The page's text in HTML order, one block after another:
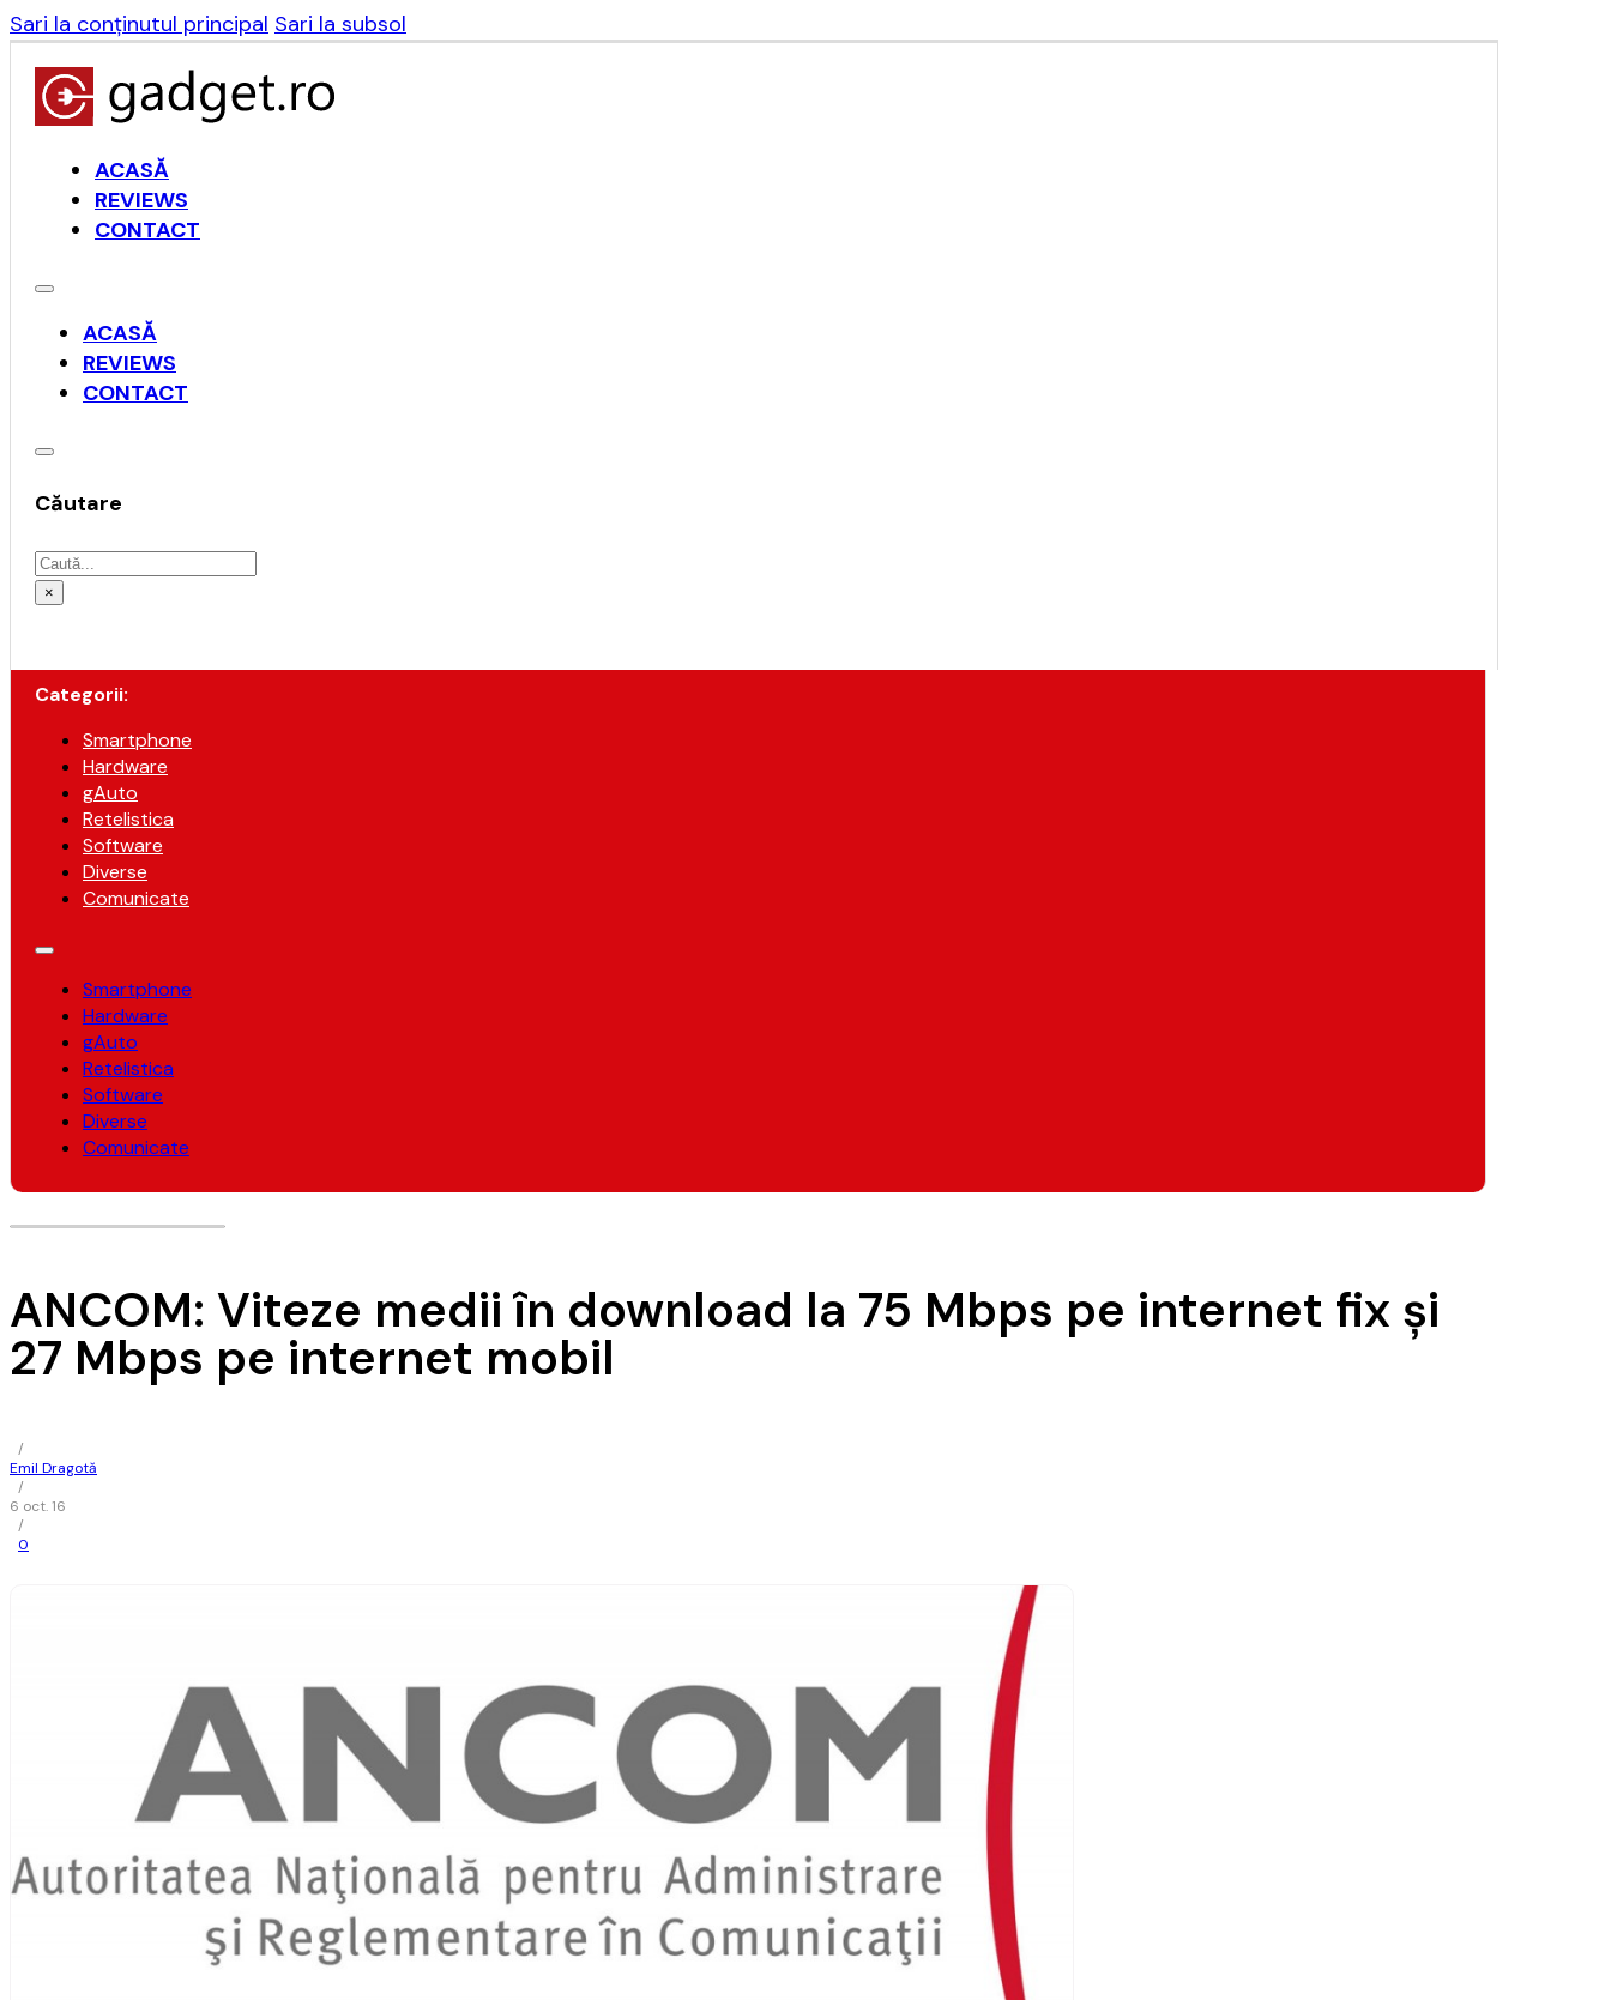
Sari la conținutul principal Sari la subsol
ACASĂ
REVIEWS
CONTACT
ACASĂ
REVIEWS
CONTACT
Căutare
Caută
×
Categorii:
Smartphone
Hardware
gAuto
Retelistica
Software
Diverse
Comunicate
Smartphone
Hardware
gAuto
Retelistica
Software
Diverse
Comunicate
ANCOM: Viteze medii în download la 75 Mbps pe internet fix și
27 Mbps pe internet mobil
/
Emil Dragotă
/
6 oct. 16
/
0